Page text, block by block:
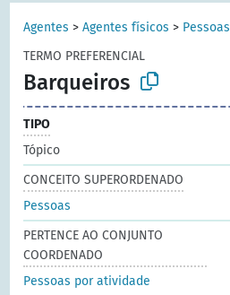
Agentes >Agentes físicos > Pessoas
TERMO PREFERENCIAL
Barqueiros
TIPO
Tópico
CONCEITO SUPERORDENADO
Pessoas
PERTENCE AO CONJUNTO
COORDENADO
Pessoas por atividade